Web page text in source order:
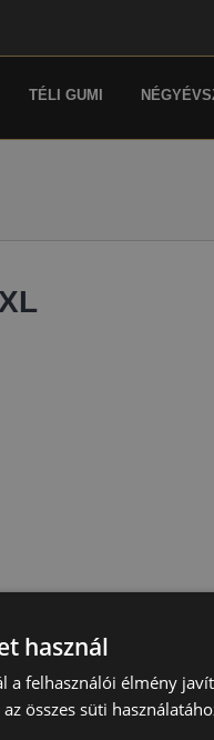
TÉLI GUMI
km/h
használ
a felhasználói élmény
összes süti